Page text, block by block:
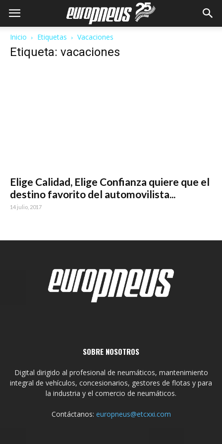
Inicio Etiquetas Vacaciones
Etiqueta: vacaciones
Elige Calidad, Elige Confianza quiere que el
destino favorito del automovilista...
14 julio, 2017
SOBRE NOSOTROS
Digital dirigido al profesional de neumáticos, mantenimiento
integral de vehículos, concesionarios, gestores de flotas y para
la industria y el comercio de neumáticos.
Contáctanos: europneus@etcxxi.com